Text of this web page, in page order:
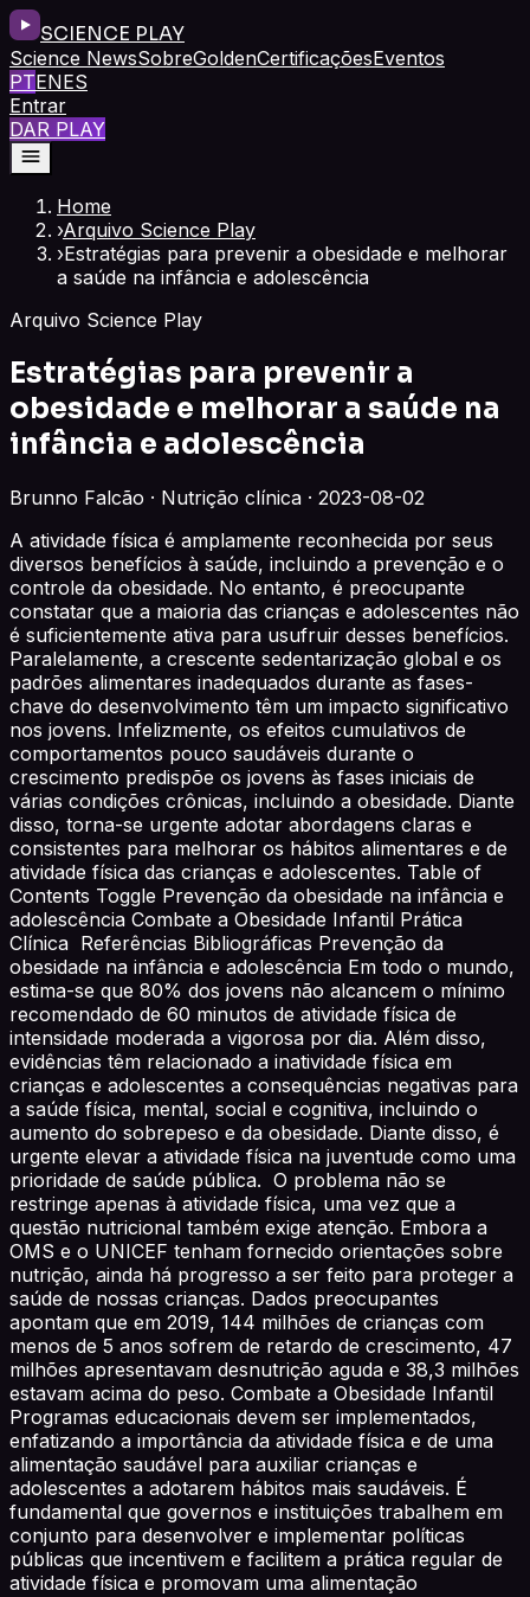
SCIENCE PLAY
Science NewsSobreGoldenCertificaçõesEventos
PTENES
Entrar
DAR PLAY
Home
›Arquivo Science Play
›Estratégias para prevenir a obesidade e melhorar
a saúde na infância e adolescência
Arquivo Science Play
Estratégias para prevenir a
obesidade e melhorar a saúde na
infância e adolescência
Brunno Falcão · Nutrição clínica · 2023-08-02
A atividade física é amplamente reconhecida por seus
diversos benefícios à saúde, incluindo a prevenção e o
controle da obesidade. No entanto, é preocupante
constatar que a maioria das crianças e adolescentes não
é suficientemente ativa para usufruir desses benefícios.
Paralelamente, a crescente sedentarização global e os
padrões alimentares inadequados durante as fases-
chave do desenvolvimento têm um impacto significativo
nos jovens. Infelizmente, os efeitos cumulativos de
comportamentos pouco saudáveis durante o
crescimento predispõe os jovens às fases iniciais de
várias condições crônicas, incluindo a obesidade. Diante
disso, torna-se urgente adotar abordagens claras e
consistentes para melhorar os hábitos alimentares e de
atividade física das crianças e adolescentes. Table of
Contents Toggle Prevenção da obesidade na infância e
adolescência Combate a Obesidade Infantil Prática
Clínica Referências Bibliográficas Prevenção da
obesidade na infância e adolescência Em todo o mundo,
estima-se que 80% dos jovens não alcancem o mínimo
recomendado de 60 minutos de atividade física de
intensidade moderada a vigorosa por dia. Além disso,
evidências têm relacionado a inatividade física em
crianças e adolescentes a consequências negativas para
a saúde física, mental, social e cognitiva, incluindo o
aumento do sobrepeso e da obesidade. Diante disso, é
urgente elevar a atividade física na juventude como uma
prioridade de saúde pública. O problema não se
restringe apenas à atividade física, uma vez que a
questão nutricional também exige atenção. Embora a
OMS e o UNICEF tenham fornecido orientações sobre
nutrição, ainda há progresso a ser feito para proteger a
saúde de nossas crianças. Dados preocupantes
apontam que em 2019, 144 milhões de crianças com
menos de 5 anos sofrem de retardo de crescimento, 47
milhões apresentavam desnutrição aguda e 38,3 milhões
estavam acima do peso. Combate a Obesidade Infantil
Programas educacionais devem ser implementados,
enfatizando a importância da atividade física e de uma
alimentação saudável para auxiliar crianças e
adolescentes a adotarem hábitos mais saudáveis. É
fundamental que governos e instituições trabalhem em
conjunto para desenvolver e implementar políticas
públicas que incentivem e facilitem a prática regular de
atividade física e promovam uma alimentação